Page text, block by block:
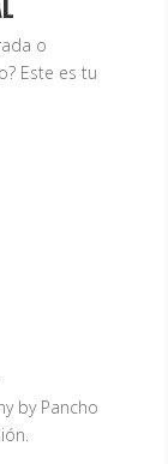
o
Este es tu
by Pancho